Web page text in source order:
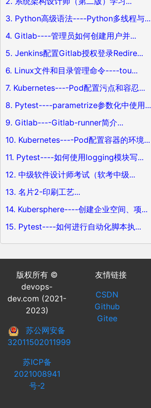
3. Python高级语法----Python多线程与...
4. Gitlab----管理员如何创建用户并...
5. Jenkins配置Gitlab授权登录Redire...
6. Linux文件和目录管理命令----tou...
7. Kubernetes----Pod配置污点和容忍...
8. Pytest----parametrize参数化中使用...
9. Gitlab----Gitlab-runner简介...
10. Kubernetes----Pod配置容器的环境...
11. Pytest----如何使用logging模块写...
12. 中级软件设计师考试（软考中级...
13. 名片2-印刷工艺...
14. Kubersphere----创建企业空间、项...
15. Pytest----如何进行自动化脚本执...
版权所有 ©
devops-
dev.com (2021-
2023)
苏公网安备
32011502011999
苏ICP备
2021008941
号-2
友情链接
CSDN
Github
Gitee